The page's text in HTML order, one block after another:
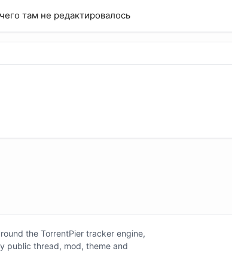
там не редактировалось
the TorrentPier tracker engine,
public thread, mod, theme and